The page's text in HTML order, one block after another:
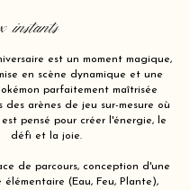
instants
est un moment magique,
en scène dynamique et une
parfaitement maîtrisée
des arènes de jeu sur-mesure où
pensé pour créer l'énergie, le
défi et la joie.
de parcours, conception d'une
élémentaire (Eau, Feu, Plante),